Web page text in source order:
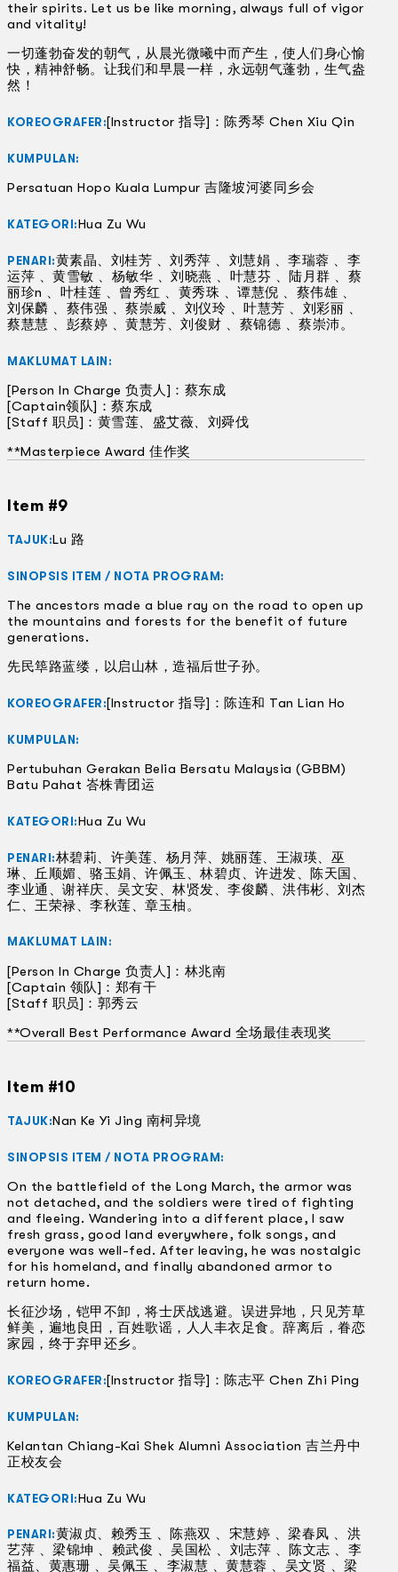
their spirits. Let us be like morning, always full of vigor
and vitality!
一切蓬勃奋发的朝气，从晨光微曦中而产生，使人们身心愉
快，精神舒畅。让我们和早晨一样，永远朝气蓬勃，生气盎
然！
KOREOGRAFER:[Instructor 指导]：陈秀琴 Chen Xiu Qin
KUMPULAN:
Persatuan Hopo Kuala Lumpur 吉隆坡河婆同乡会
KATEGORI:Hua Zu Wu
PENARI:黄素晶、刘桂芳 、刘秀萍 、刘慧娟 、李瑞蓉 、李
运萍 、黄雪敏 、杨敏华 、刘晓燕 、叶慧芬 、陆月群 、蔡
丽珍n 、叶桂莲 、曾秀红 、黄秀珠 、谭慧倪 、蔡伟雄 、
刘保麟 、蔡伟强 、蔡崇威 、刘仪玲 、叶慧芳 、刘彩丽 、
蔡慧慧 、彭蔡婷 、黄慧芳、刘俊财 、蔡锦德 、蔡崇沛。
MAKLUMAT LAIN:
[Person In Charge 负责人]：蔡东成
[Captain领队]：蔡东成
[Staff 职员]：黄雪莲、 盛艾薇、 刘舜伐
**Masterpiece Award 佳作奖
Item #9
TAJUK:Lu 路
SINOPSIS ITEM / NOTA PROGRAM:
The ancestors made a blue ray on the road to open up
the mountains and forests for the benefit of future
generations.
先民筚路蓝缕，以启山林，造福后世子孙。
KOREOGRAFER:[Instructor 指导]：陈连和 Tan Lian Ho
KUMPULAN:
Pertubuhan Gerakan Belia Bersatu Malaysia (GBBM)
Batu Pahat 峇株青团运
KATEGORI:Hua Zu Wu
PENARI:林碧莉、许美莲、杨月萍、姚丽莲、王淑瑛、巫
琳、丘顺媚、骆玉娟、许佩玉、林碧贞、许进发、陈天国、
李业通、谢祥庆、吴文安、林贤发、李俊麟、洪伟彬、刘杰
仁、王荣禄、李秋莲、章玉柚。
MAKLUMAT LAIN:
[Person In Charge 负责人]：林兆南
[Captain 领队]：郑有干
[Staff 职员]：郭秀云
**Overall Best Performance Award 全场最佳表现奖
Item #10
TAJUK:Nan Ke Yi Jing 南柯异境
SINOPSIS ITEM / NOTA PROGRAM:
On the battlefield of the Long March, the armor was
not detached, and the soldiers were tired of fighting
and fleeing. Wandering into a different place, I saw
fresh grass, good land everywhere, folk songs, and
everyone was well-fed. After leaving, he was nostalgic
for his homeland, and finally abandoned armor to
return home.
长征沙场，铠甲不卸，将士厌战逃避。误进异地，只见芳草
鲜美，遍地良田，百姓歌谣，人人丰衣足食。辞离后，眷恋
家园，终于弃甲还乡。
KOREOGRAFER:[Instructor 指导]：陈志平 Chen Zhi Ping
KUMPULAN:
Kelantan Chiang-Kai Shek Alumni Association 吉兰丹中
正校友会
KATEGORI:Hua Zu Wu
PENARI:黄淑贞、赖秀玉 、陈燕双 、宋慧婷 、梁春凤 、洪
艺萍 、梁锦坤 、赖武俊 、吴国松 、刘志萍 、陈文志 、李
福益、黄惠珊 、吴佩玉 、李淑慧 、黄慧蓉 、吴文贤 、梁